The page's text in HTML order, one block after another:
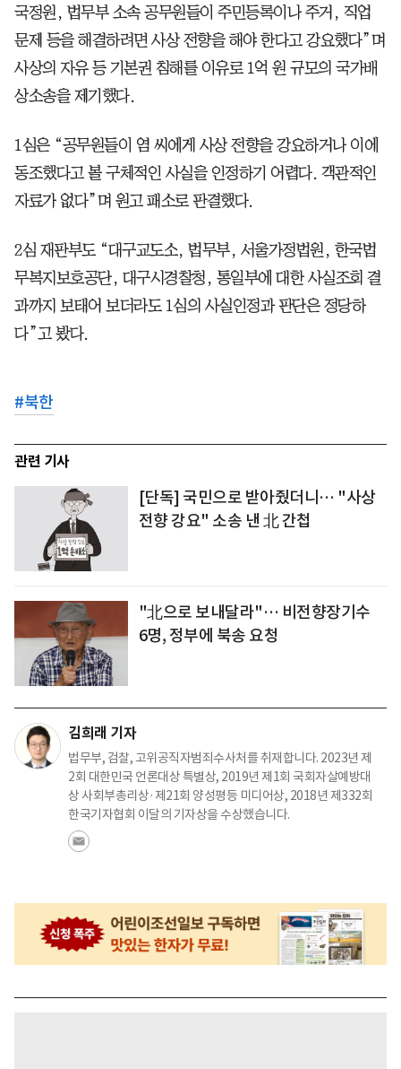
국정원, 법무부 소속 공무원들이 주민등록이나 주거, 직업
문제 등을 해결하려면 사상 전향을 해야 한다고 강요했다”며
사상의 자유 등 기본권 침해를 이유로 1억 원 규모의 국가배
상소송을 제기했다.
1심은 “공무원들이 염 씨에게 사상 전향을 강요하거나 이에
동조했다고 볼 구체적인 사실을 인정하기 어렵다. 객관적인
자료가 없다”며 원고 패소로 판결했다.
2심 재판부도 “대구교도소, 법무부, 서울가정법원, 한국법
무복지보호공단, 대구시경찰청, 통일부에 대한 사실조회 결
과까지 보태어 보더라도 1심의 사실인정과 판단은 정당하
다”고 봤다.
#북한
관련 기사
[단독] 국민으로 받아줬더니… "사상
전향 강요" 소송 낸 北 간첩
"北으로 보내달라"… 비전향장기수
6명, 정부에 북송 요청
김희래 기자
법무부, 검찰, 고위공직자범죄수사처를 취재합니다. 2023년 제
2회 대한민국 언론대상 특별상, 2019년 제1회 국회자살예방대
상 사회부총리상·제21회 양성평등 미디어상, 2018년 제332회
한국기자협회 이달의 기자상을 수상했습니다.